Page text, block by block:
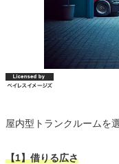
屋内型トランクルームを
【1】借りる広さ